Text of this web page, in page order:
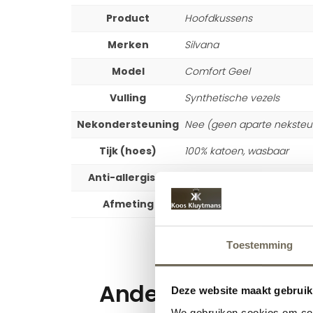
Toestemming
Deze website maakt
Product
Hoofdkussens
Merken
Silvana
Model
Comfort Geel
Vulling
Synthetische vezels
Nekondersteuning Nee (geen aparte
Tijk (hoes)
100% katoen, wasbaar
Anti-allergisch
Afmeting
60×70 cm (Standaard),
Andere